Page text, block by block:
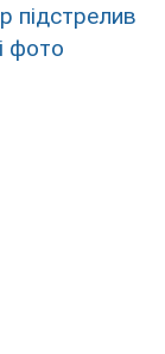
підстрелив
фото